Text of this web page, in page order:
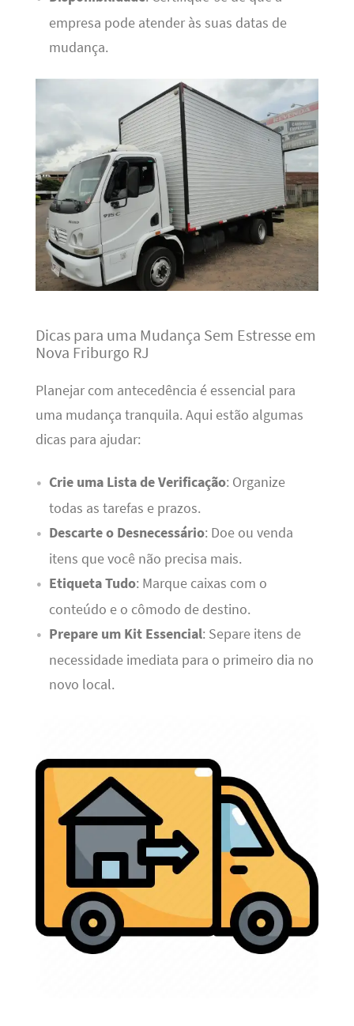
empresa pode atender às suas datas de
mudança.
Dicas para uma Mudança Sem Estresse em
Nova Friburgo RJ
Planejar com antecedência é essencial para
uma mudança tranquila. Aqui estão algumas
dicas para ajudar:
Crie uma Lista de Verificação: Organize
todas as tarefas e prazos.
Descarte o Desnecessário: Doe ou venda
itens que você não precisa mais.
Etiqueta Tudo: Marque caixas com o
conteúdo e o cômodo de destino.
Prepare um Kit Essencial: Separe itens de
necessidade imediata para o primeiro dia no
novo local.